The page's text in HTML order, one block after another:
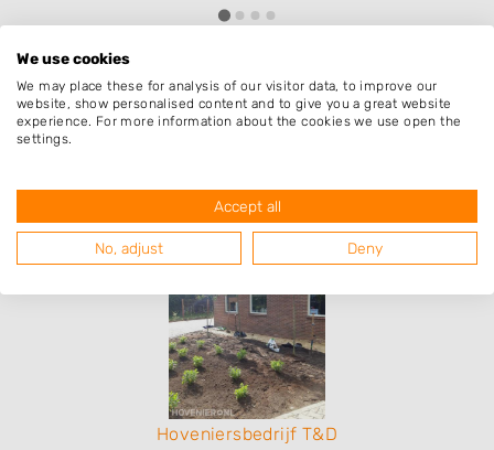
Resultaten van hoveniers uit de
regio Loozen met specialisatie
Hoveniersbedrijf T&D
We use cookies
We may place these for analysis of our visitor data, to improve our
website, show personalised content and to give you a great website
experience. For more information about the cookies we use open the
settings.
Accept all
No, adjust Deny